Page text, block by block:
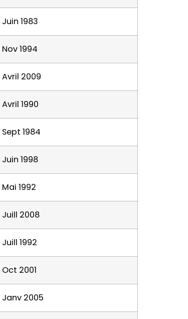
Juin 1983
Nov 1994
Avril 2009
Avril 1990
Sept 1984
Juin 1998
Mai 1992
Juill 2008
Juill 1992
Oct 2001
Janv 2005